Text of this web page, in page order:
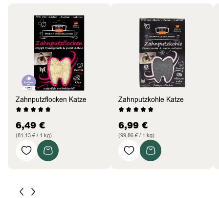
Zahnputzflocken Katze
6,49 €
(81,13 € / 1 kg)
Zahnputzkohle Katze
6,99 €
(99,86 € / 1 kg)